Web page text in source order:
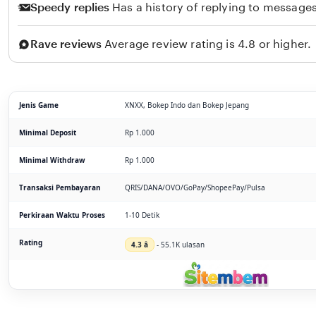
Speedy replies Has a history of replying to
Rave reviews Average review rating is 4.8 or higher.
Jenis Game XNXX, Bokep Indo dan Bokep Jepang
Minimal Deposit Rp 1.000
Minimal Withdraw Rp 1.000
Transaksi Pembayaran QRIS/DANA/OVO/GoPay/ShopeePay/Pulsa
Perkiraan Waktu Proses 1-10 Detik
Rating 4.3 â­ - 55.1K ulasan